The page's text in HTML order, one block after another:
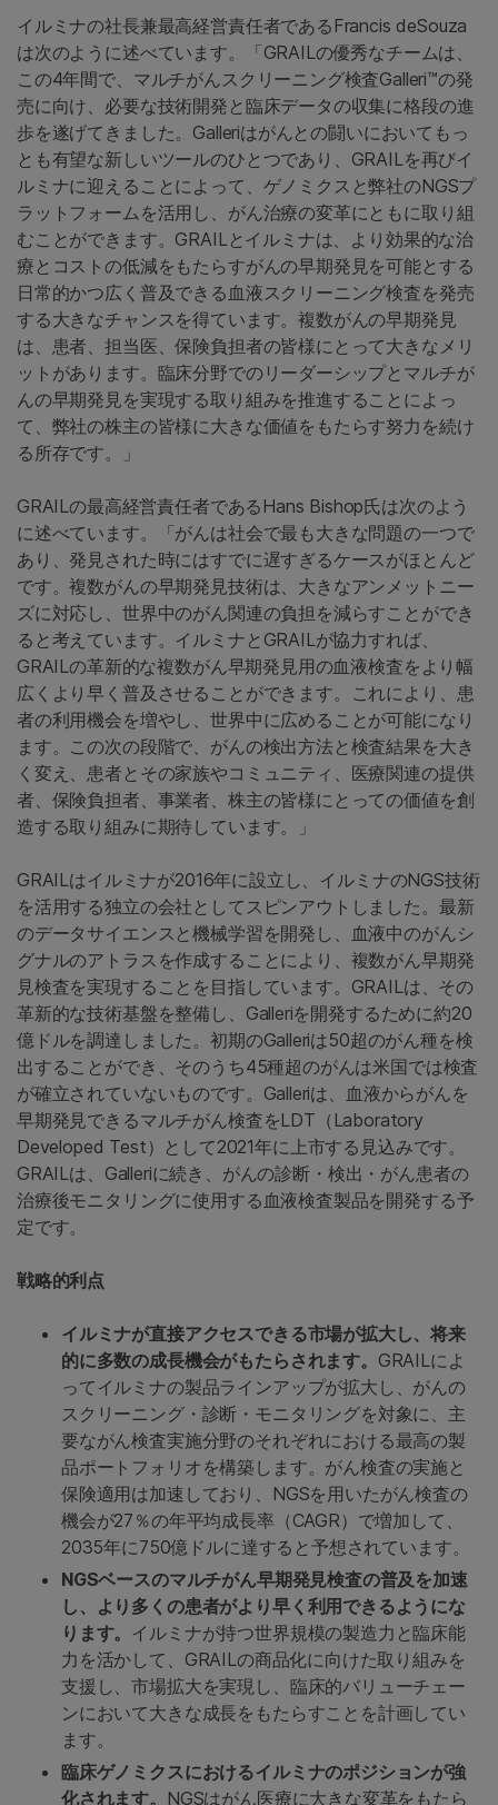
イルミナの社長兼最高経営責任者であるFrancis deSouza
は次のように述べています。「GRAILの優秀なチームは、
この4年間で、マルチがんスクリーニング検査Galleri™の発
売に向け、必要な技術開発と臨床データの収集に格段の進
歩を遂げてきました。Galleriはがんとの闘いにおいてもっ
とも有望な新しいツールのひとつであり、GRAILを再びイ
ルミナに迎えることによって、ゲノミクスと弊社のNGSプ
ラットフォームを活用し、がん治療の変革にともに取り組
むことができます。GRAILとイルミナは、より効果的な治
療とコストの低減をもたらすがんの早期発見を可能とする
日常的かつ広く普及できる血液スクリーニング検査を発売
する大きなチャンスを得ています。複数がんの早期発見
は、患者、担当医、保険負担者の皆様にとって大きなメリ
ットがあります。臨床分野でのリーダーシップとマルチが
んの早期発見を実現する取り組みを推進することによっ
て、弊社の株主の皆様に大きな価値をもたらす努力を続け
る所存です。」
GRAILの最高経営責任者であるHans Bishop氏は次のよう
に述べています。「がんは社会で最も大きな問題の一つで
あり、発見された時にはすでに遅すぎるケースがほとんど
です。複数がんの早期発見技術は、大きなアンメットニー
ズに対応し、世界中のがん関連の負担を減らすことができ
ると考えています。イルミナとGRAILが協力すれば、
GRAILの革新的な複数がん早期発見用の血液検査をより幅
広くより早く普及させることができます。これにより、患
者の利用機会を増やし、世界中に広めることが可能になり
ます。この次の段階で、がんの検出方法と検査結果を大き
く変え、患者とその家族やコミュニティ、医療関連の提供
者、保険負担者、事業者、株主の皆様にとっての価値を創
造する取り組みに期待しています。」
GRAILはイルミナが2016年に設立し、イルミナのNGS技術
を活用する独立の会社としてスピンアウトしました。最新
のデータサイエンスと機械学習を開発し、血液中のがんシ
グナルのアトラスを作成することにより、複数がん早期発
見検査を実現することを目指しています。GRAILは、その
革新的な技術基盤を整備し、Galleriを開発するために約20
億ドルを調達しました。初期のGalleriは50超のがん種を検
出することができ、そのうち45種超のがんは米国では検査
が確立されていないものです。Galleriは、血液からがんを
早期発見できるマルチがん検査をLDT（Laboratory
Developed Test）として2021年に上市する見込みです。
GRAILは、Galleriに続き、がんの診断・検出・がん患者の
治療後モニタリングに使用する血液検査製品を開発する予
定です。
戦略的利点
イルミナが直接アクセスできる市場が拡大し、将来
的に多数の成長機会がもたらされます。 GRAILによ
ってイルミナの製品ラインアップが拡大し、がんの
スクリーニング・診断・モニタリングを対象に、主
要ながん検査実施分野のそれぞれにおける最高の製
品ポートフォリオを構築します。がん検査の実施と
保険適用は加速しており、NGSを用いたがん検査の
機会が27％の年平均成長率（CAGR）で増加して、
2035年に750億ドルに達すると予想されています。
NGSベースのマルチがん早期発見検査の普及を加速
し、より多くの患者がより早く利用できるようにな
ります。 イルミナが持つ世界規模の製造力と臨床能
力を活かして、GRAILの商品化に向けた取り組みを
支援し、市場拡大を実現し、臨床的バリューチェー
ンにおいて大きな成長をもたらすことを計画してい
ます。
臨床ゲノミクスにおけるイルミナのポジションが強
化されます。 NGSはがん医療に大きな変革をもたら